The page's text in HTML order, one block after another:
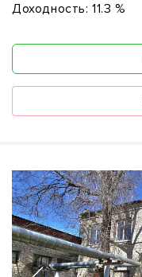
Доходность: 11.3 %